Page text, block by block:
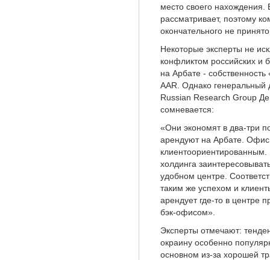
место своего
рассматривает, поэтому
окончательного не
Некоторые эксперты не
конфликтом российских и
на Арбате -
AAR. Однако генеральный
Russian Research Group
сомневается:
«Они экономят в два-три
арендуют на Арбате.
клиентоориентированным.
холдинга
удобном центре.
таким же успехом и
арендует где-то в центре
бэк-офисом».
Эксперты отмечают:
окраину особенно
основном из-за хорошей